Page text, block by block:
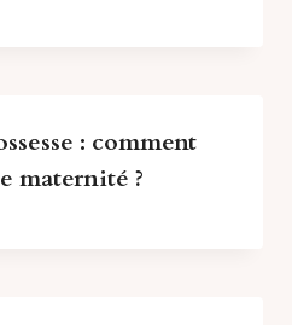
: comment
maternité ?